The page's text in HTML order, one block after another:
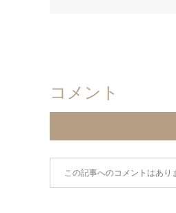
コメント
この記事へのコメントはあり